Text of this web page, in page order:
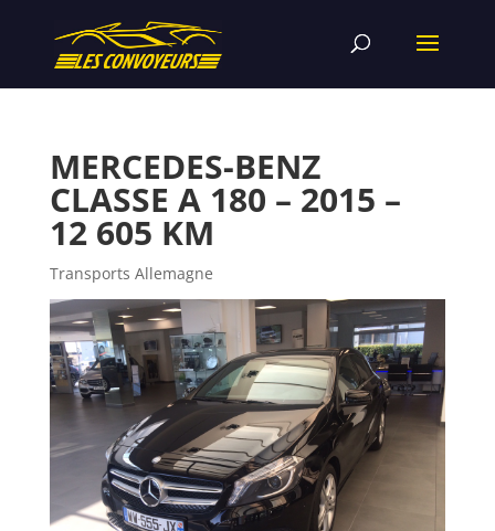
MERCEDES-BENZ
CLASSE A 180 – 2015 –
12 605 KM
Transports Allemagne